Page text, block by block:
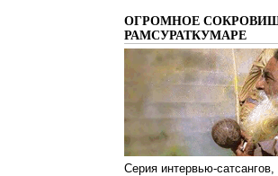
ОГРОМНОЕ
РАМСУРАТКУМАРЕ
Серия интервью-